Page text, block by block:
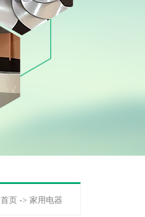
页 -> 家用电器